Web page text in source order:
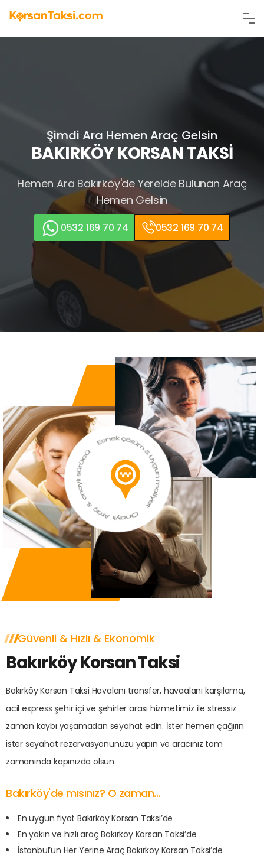
Şimdi Ara Hemen Araç Gelsin
BAKIRKÖY KORSAN TAKSİ
Hemen Ara Bakırköy'de Yerelde Bulunan Araç
Hemen Gelsin
0532 169 70 74 0532 169 70 74
Güvenli & Hızlı & Ekonomik
Bakırköy Korsan Taksi
Bakırköy Korsan Taksi Havalanı transfer, havaalanı karşılama,
acil express şehir içi ve şehirler arası hizmetimiz ile stressiz
zaman kaybı yaşamadan seyahat edin. İster hemen çağırın
ister seyahat rezervasyonunuzu yapın ve aracınız tam
zamanında kapınızda olsun.
Bakırköy'de mısınız? O zaman...
En uygun fiyat Bakırköy Korsan Taksi’de
En yakın ve hızlı araç Bakırköy Korsan Taksi’de
İstanbul’un Her Yerine Araç Bakırköy Korsan Taksi’de